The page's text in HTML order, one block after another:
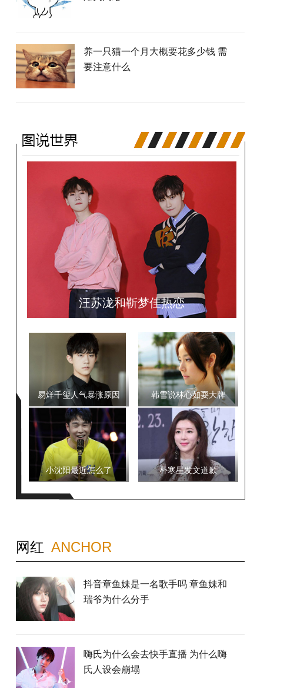
养一只猫一个月大概要花多少钱 需
要注意什么
汪苏泷和靳梦佳热恋
易烊千玺人气暴涨原因 韩雪说林心如耍大牌
小沈阳最近怎么了 朴寒星发文道歉
网红 ANCHOR
抖音章鱼妹是一名歌手吗 章鱼妹和
瑞爷为什么分手
嗨氏为什么会去快手直播 为什么嗨
氏人设会崩塌